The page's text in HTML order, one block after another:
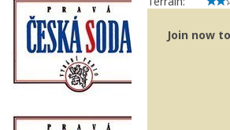
Join now